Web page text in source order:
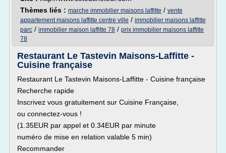
Thèmes liés : marche immobilier maisons laffitte / vente
appartement maisons laffitte centre ville / immobilier maisons laffitte
parc / immobilier maison laffitte 78 / prix immobilier maisons laffitte
78
Restaurant Le Tastevin Maisons-Laffitte -
Cuisine française
Restaurant Le Tastevin Maisons-Laffitte - Cuisine française
Recherche rapide
Inscrivez vous gratuitement sur Cuisine Française,
ou connectez-vous !
(1.35EUR par appel et 0.34EUR par minute
numéro de mise en relation valable 5 min)
Recommander